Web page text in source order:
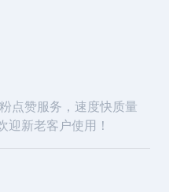
点赞服务，速度快质量
迎新老客户使用！